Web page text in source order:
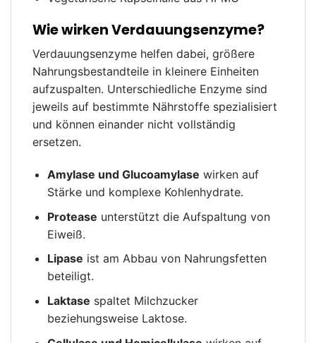
Wie wirken Verdauungsenzyme?
Verdauungsenzyme helfen dabei, größere
Nahrungsbestandteile in kleinere Einheiten
aufzuspalten. Unterschiedliche Enzyme sind
jeweils auf bestimmte Nährstoffe spezialisiert
und können einander nicht vollständig
ersetzen.
Amylase und Glucoamylase wirken auf
Stärke und komplexe Kohlenhydrate.
Protease unterstützt die Aufspaltung von
Eiweiß.
Lipase ist am Abbau von Nahrungsfetten
beteiligt.
Laktase spaltet Milchzucker
beziehungsweise Laktose.